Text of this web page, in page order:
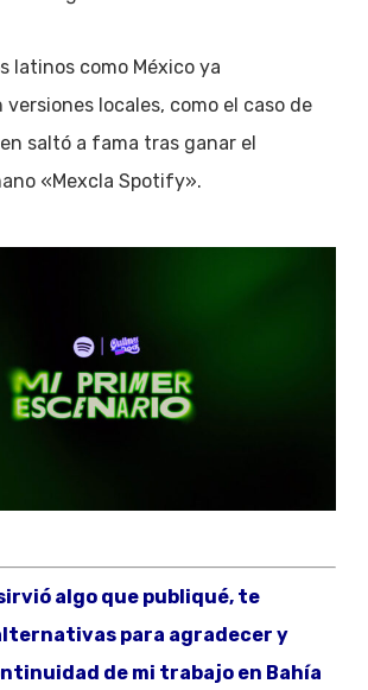
latinos como México ya
locales, como el caso de
saltó a fama tras ganar el
«Mexcla Spotify».
algo que publiqué, te
para agradecer y
de mi trabajo en Bahía